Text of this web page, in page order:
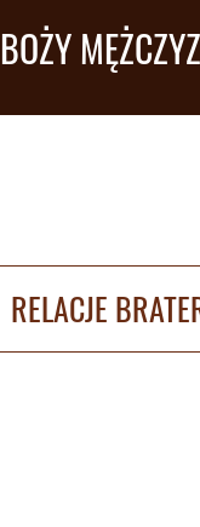
BOŻY
RELACJE